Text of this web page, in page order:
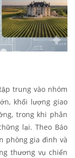
trung vào nhóm
khối lượng giao
trong khi phân
lại. Theo Báo
phòng gia đình và
thương vụ chiến